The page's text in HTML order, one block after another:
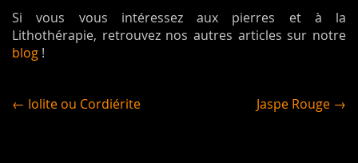
Si vous vous intéressez aux pierres et à la
Lithothérapie, retrouvez nos autres articles sur notre
blog !
← Iolite ou Cordiérite Jaspe Rouge →